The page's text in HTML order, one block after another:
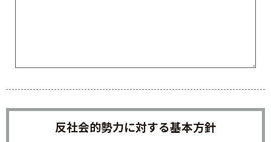
反社会的勢力に対する基本方針